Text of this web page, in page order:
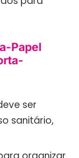
Papel
ser
sanitário,